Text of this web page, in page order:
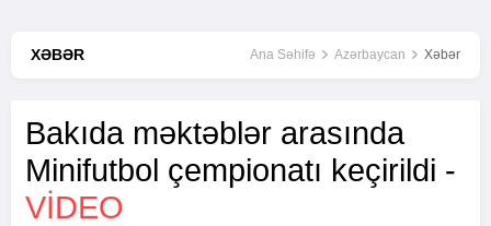
XƏBƏR Ana Səhifə Azərbaycan Xəbər
Bakıda məktəblər arasında
Minifutbol çempionatı keçirildi -
VİDEO